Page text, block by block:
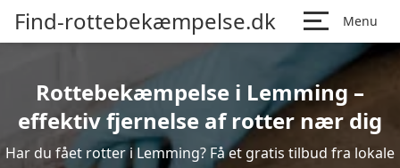
Find-rottebekæmpelse.dk Menu
Rottebekæmpelse i Lemming –
effektiv fjernelse af rotter nær dig
Har du fået rotter i Lemming? Få et gratis tilbud fra lokale